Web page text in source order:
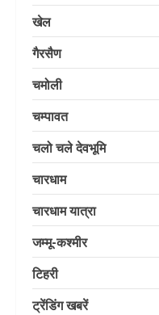
खेल
गैरसैण
चमोली
चम्पावत
चलो चले देवभूमि
चारधाम
चारधाम यात्रा
जम्मू-कश्मीर
टिहरी
ट्रेंडिंग खबरें